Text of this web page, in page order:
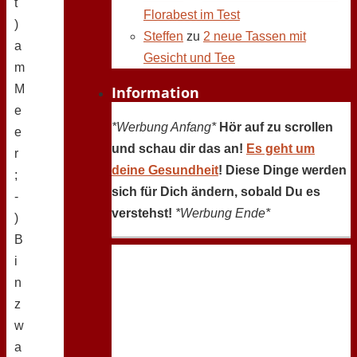
t
)
a
m
M
e
e
r
;
-
)
B
i
n
z
w
a
Florabest im Test
Steffen zu 2 neue Tassen mit
Gesicht und Tee
Information
*Werbung Anfang* Hör auf zu scrollen
und schau dir das an! Es geht um
deine Gesundheit! Diese Dinge werden
sich für Dich ändern, sobald Du es
verstehst! *Werbung Ende*